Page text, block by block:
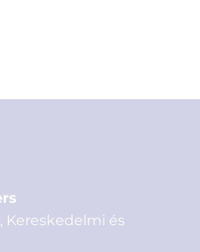
Kereskedelmi és